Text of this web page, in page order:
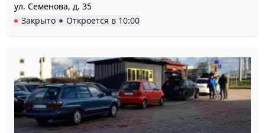
ул. Семенова, д. 35
Закрыто
Откроется в 10:00